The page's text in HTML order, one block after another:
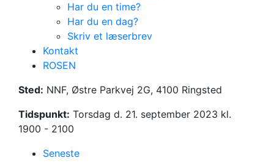
Har du en time?
Har du en dag?
Skriv et læserbrev
Kontakt
ROSEN
Debatmøde om
børn og unge.
Sted: NNF, Østre Parkvej 2G, 4100 Ringsted
Tidspunkt: Torsdag d. 21. september 2023 kl.
1900 - 2100
Seneste